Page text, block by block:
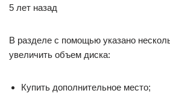
5 лет назад
В разделе с помощью указано
увеличить объем диска:
Купить дополнительное место;